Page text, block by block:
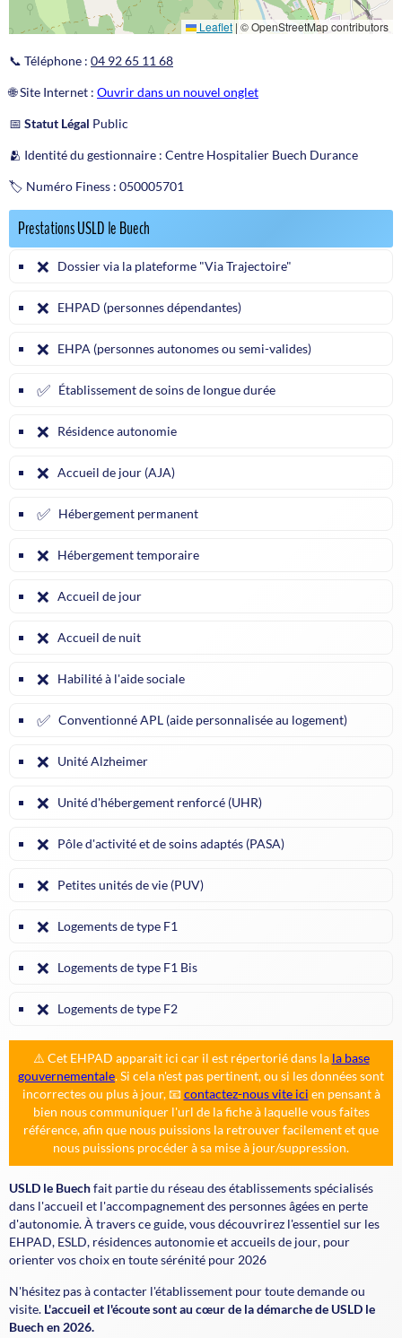
Leaflet |© OpenStreetMap contributors
📞 Téléphone : 04 92 65 11 68
🌐 Site Internet : Ouvrir dans un nouvel onglet
📅 Statut Légal Public
🫂 Identité du gestionnaire : Centre Hospitalier Buech Durance
🏷️ Numéro Finess : 050005701
Prestations USLD le Buech
❌ Dossier via la plateforme "Via Trajectoire"
❌ EHPAD (personnes dépendantes)
❌ EHPA (personnes autonomes ou semi-valides)
✅ Établissement de soins de longue durée
❌ Résidence autonomie
❌ Accueil de jour (AJA)
✅ Hébergement permanent
❌ Hébergement temporaire
❌ Accueil de jour
❌ Accueil de nuit
❌ Habilité à l'aide sociale
✅ Conventionné APL (aide personnalisée au logement)
❌ Unité Alzheimer
❌ Unité d'hébergement renforcé (UHR)
❌ Pôle d'activité et de soins adaptés (PASA)
❌ Petites unités de vie (PUV)
❌ Logements de type F1
❌ Logements de type F1 Bis
❌ Logements de type F2
⚠️ Cet EHPAD apparait ici car il est répertorié dans la la base
gouvernementale. Si cela n'est pas pertinent, ou si les données sont
incorrectes ou plus à jour, 📧contactez-nous vite ici en pensant à
bien nous communiquer l'url de la fiche à laquelle vous faites
référence, afin que nous puissions la retrouver facilement et que
nous puissions procéder à sa mise à jour/suppression.
USLD le Buechfait partie du réseau des établissements spécialisés
dans l'accueil et l'accompagnement des personnes âgées en perte
d'autonomie. À travers ce guide, vous découvrirez l'essentiel sur les
EHPAD, ESLD, résidences autonomieetaccueils de jour, pour
orienter vos choix en toute sérénité pour 2026
N'hésitez pas à contacter l'établissement pour toute demande ou
visite. L'accueil et l'écoute sont au cœur de la démarche de USLD le
Buech en 2026.